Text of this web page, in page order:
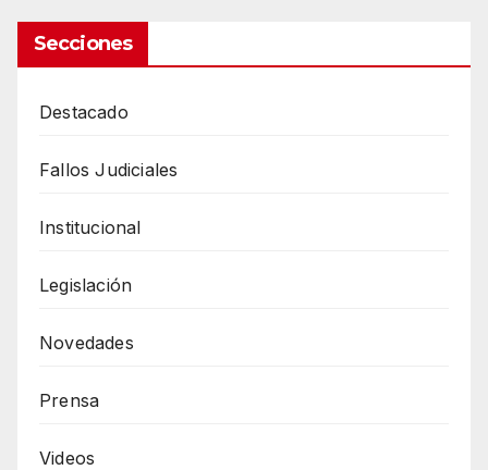
Secciones
Destacado
Fallos Judiciales
Institucional
Legislación
Novedades
Prensa
Videos